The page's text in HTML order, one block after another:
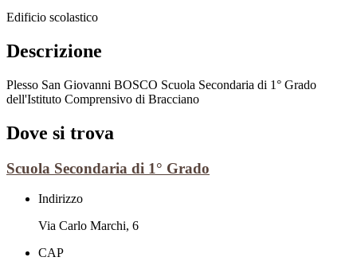
Edificio scolastico
Descrizione
Plesso San Giovanni BOSCO Scuola Secondaria di 1° Grado
dell'Istituto Comprensivo di Bracciano
Dove si trova
Scuola Secondaria di 1° Grado
Indirizzo
Via Carlo Marchi, 6
CAP